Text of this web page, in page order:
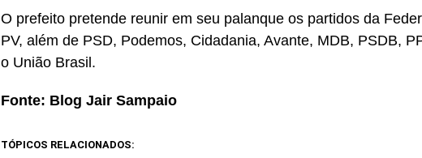
O prefeito pretende reunir em seu palanque os partidos da
PV, além de PSD, Podemos, Cidadania, Avante, MDB, PSDB,
o União Brasil.
Fonte: Blog Jair Sampaio
TÓPICOS RELACIONADOS: